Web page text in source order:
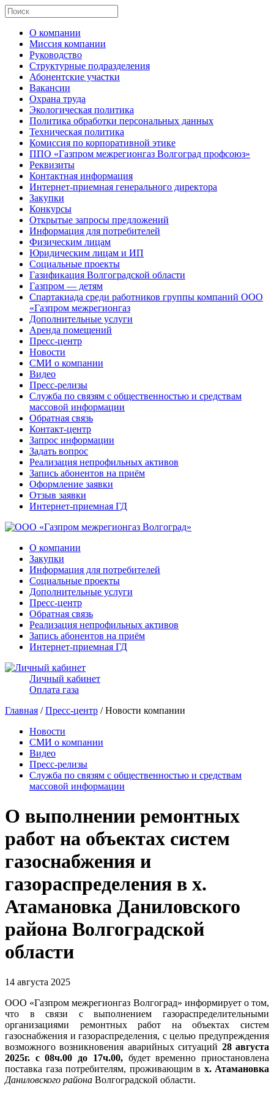
О компании
Миссия компании
Руководство
Структурные подразделения
Абонентские участки
Вакансии
Охрана труда
Экологическая политика
Политика обработки персональных данных
Техническая политика
Комиссия по корпоративной этике
ППО «Газпром межрегионгаз Волгоград профсоюз»
Реквизиты
Контактная информация
Интернет-приемная генерального директора
Закупки
Конкурсы
Открытые запросы предложений
Информация для потребителей
Физическим лицам
Юридическим лицам и ИП
Социальные проекты
Газификация Волгоградской области
Газпром — детям
Спартакиада среди работников группы компаний ООО
«Газпром межрегионгаз
Дополнительные услуги
Аренда помещений
Пресс-центр
Новости
СМИ о компании
Видео
Пресс-релизы
Служба по связям с общественностью и средствам
массовой информации
Обратная связь
Контакт-центр
Запрос информации
Задать вопрос
Реализация непрофильных активов
Запись абонентов на приём
Оформление заявки
Отзыв заявки
Интернет-приемная ГД
О компании
Закупки
Информация для потребителей
Социальные проекты
Дополнительные услуги
Пресс-центр
Обратная связь
Реализация непрофильных активов
Запись абонентов на приём
Интернет-приемная ГД
Личный кабинет
Оплата газа
Главная /Пресс-центр / Новости компании
Новости
СМИ о компании
Видео
Пресс-релизы
Служба по связям с общественностью и средствам
массовой информации
О выполнении ремонтных
работ на объектах систем
газоснабжения и
газораспределения в х.
Атамановка Даниловского
района Волгоградской
области
14 августа 2025
ООО «Газпром межрегионгаз Волгоград» информирует о том,
что в связи с выполнением газораспределительными
организациями ремонтных работ на объектах систем
газоснабжения и газораспределения, с целью предупреждения
возможного возникновения аварийных ситуаций 28 августа
2025г. с 08ч.00 до 17ч.00,будет временно приостановлена
поставка газа потребителям, проживающим в х. Атамановка
Даниловского района Волгоградской области.